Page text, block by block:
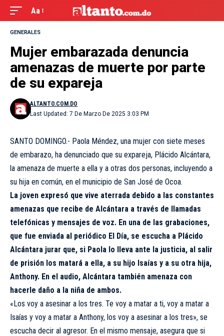
Aa
GENERALES
Mujer embarazada denuncia
amenazas de muerte por parte
de su expareja
Last Updated: 7 De Marzo De 2025 3:03 PM
ALTANTO.COM.DO
SANTO DOMINGO.- Paola Méndez, una mujer con siete meses
de embarazo, ha denunciado que su expareja, Plácido Alcántara,
la amenaza de muerte a ella y a otras dos personas, incluyendo a
su hija en común, en el municipio de San José de Ocoa.
La joven expresó que vive aterrada debido a las constantes
amenazas que recibe de Alcántara a través de llamadas
telefónicas y mensajes de voz. En una de las grabaciones,
que fue enviada al periódico El Día, se escucha a Plácido
Alcántara jurar que, si Paola lo lleva ante la justicia, al salir
de prisión los matará a ella, a su hijo Isaías y a su otra hija,
Anthony. En el audio, Alcántara también amenaza con
hacerle daño a la niña de ambos.
«Los voy a asesinar a los tres. Te voy a matar a ti, voy a matar a
Isaías y voy a matar a Anthony, los voy a asesinar a los tres», se
escucha decir al agresor. En el mismo mensaje, asegura que si